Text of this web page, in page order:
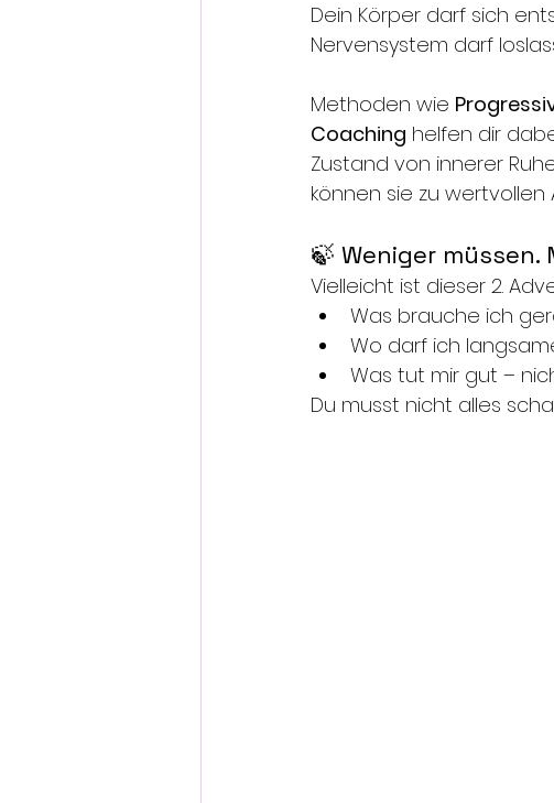
Dein Körper darf sich
Nervensystem darf
Methoden wie
Coaching helfen dir
Zustand von innerer
können sie zu wertvollen
🍃 Weniger müssen.
Vielleicht ist dieser 2.
Was brauche ich
Wo darf ich
Was tut mir gut –
Du musst nicht alles